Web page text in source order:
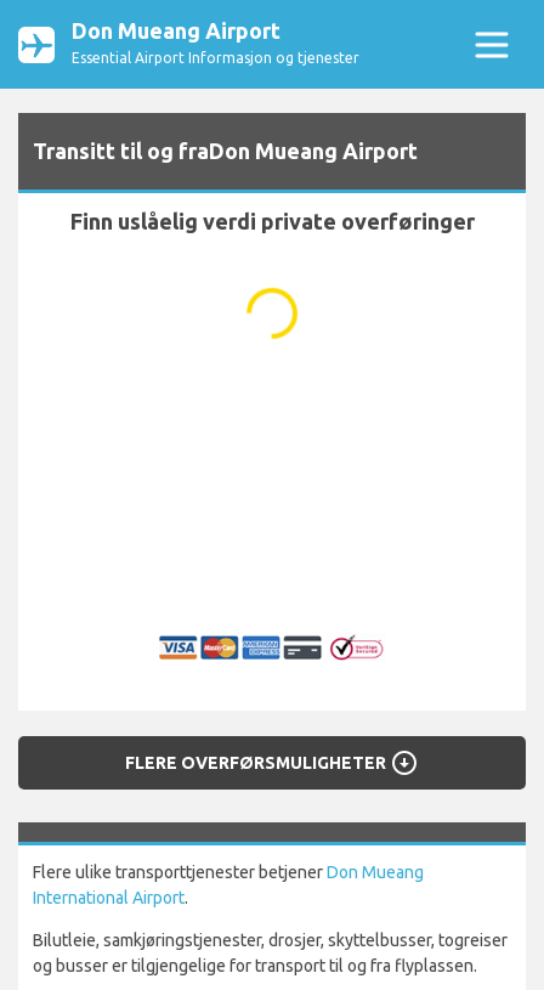
Don Mueang Airport
Essential Airport Informasjon og tjenester
Transitt til og fraDon Mueang Airport
Finn uslåelig verdi private overføringer
...
FLERE OVERFØRSMULIGHETER arrow_circle_down
Flere ulike transporttjenester betjenerDon Mueang
International Airport.
Bilutleie, samkjøringstjenester, drosjer, skyttelbusser, togreiser
og busser er tilgjengelige for transport til og fra flyplassen.